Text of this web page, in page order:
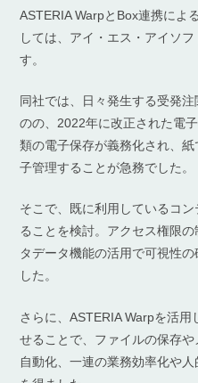
ASTERIA WarpとBox連携によ
しては、アイ・エス・アイソ
す。
同社では、日々発生する受発
のの、2022年に改正された電
類の電子保存が義務化され、
子管理することが急務でした。
そこで、既に利用しているコ
ることを検討。アクセス権限
タデータ機能の活用で可視性
した。
さらに、ASTERIA Warpを活
せることで、ファイルの保存
自動化、一連の業務効率化や